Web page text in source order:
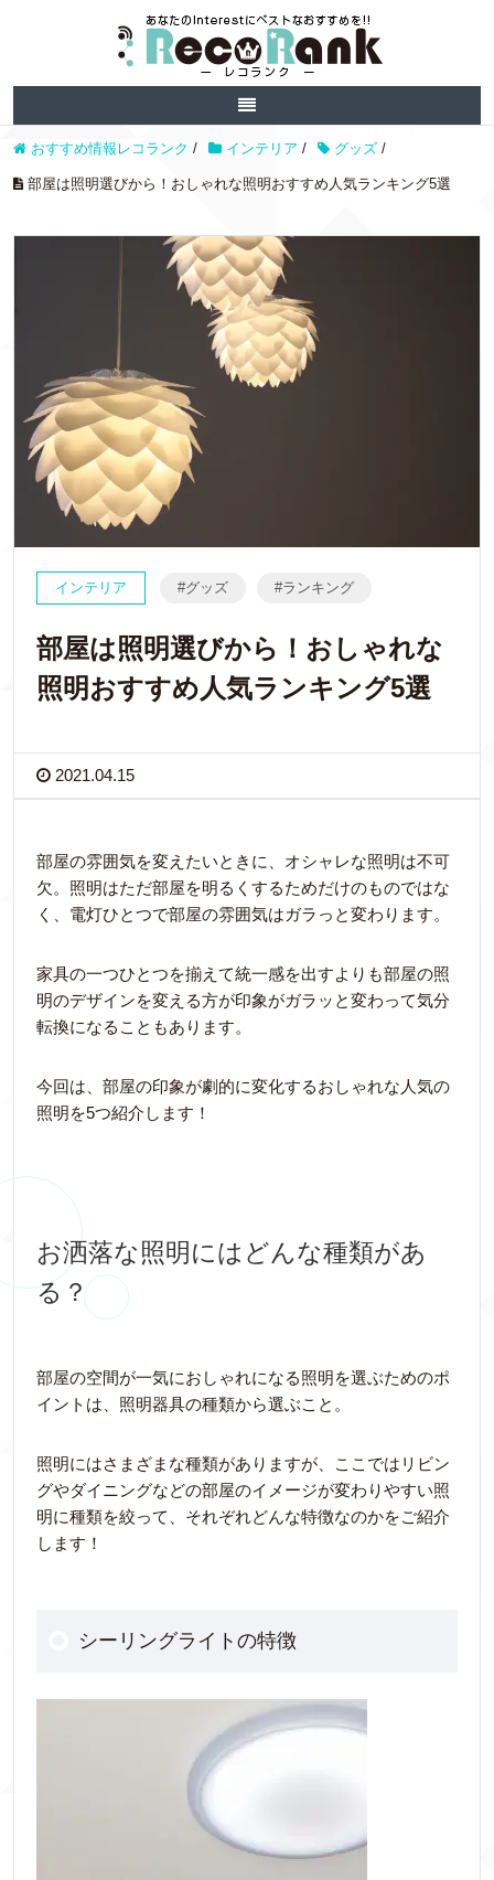
おすすめ情報レコランク / インテリア / グッズ /
部屋は照明選びから！おしゃれな照明おすすめ人気ランキング5選
インテリア グッズ ランキング
部屋は照明選びから！おしゃれな
照明おすすめ人気ランキング5選
2021.04.15
部屋の雰囲気を変えたいときに、オシャレな照明は不可
欠。照明はただ部屋を明るくするためだけのものではな
く、電灯ひとつで部屋の雰囲気はガラっと変わります。
家具の一つひとつを揃えて統一感を出すよりも部屋の照
明のデザインを変える方が印象がガラッと変わって気分
転換になることもあります。
今回は、部屋の印象が劇的に変化するおしゃれな人気の
照明を5つ紹介します！
お洒落な照明にはどんな種類があ
る？
部屋の空間が一気におしゃれになる照明を選ぶためのポ
イントは、照明器具の種類から選ぶこと。
照明にはさまざまな種類がありますが、ここではリビン
グやダイニングなどの部屋のイメージが変わりやすい照
明に種類を絞って、それぞれどんな特徴なのかをご紹介
します！
シーリングライトの特徴